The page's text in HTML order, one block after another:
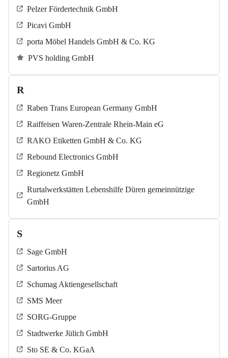
Pelzer Fördertechnik GmbH
Picavi GmbH
porta Möbel Handels GmbH & Co. KG
PVS holding GmbH
R
Raben Trans European Germany GmbH
Raiffeisen Waren-Zentrale Rhein-Main eG
RAKO Etiketten GmbH & Co. KG
Rebound Electronics GmbH
Regionetz GmbH
Rurtalwerkstätten Lebenshilfe Düren gemeinnützige
GmbH
S
Sage GmbH
Sartorius AG
Schumag Aktiengesellschaft
SMS Meer
SORG-Gruppe
Stadtwerke Jülich GmbH
Sto SE & Co. KGaA